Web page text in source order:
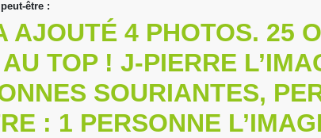
être :
AJOUTÉ 4 PHOTOS. 25
TOP ! J-PIERRE
SOURIANTES,
: 1 PERSONNE